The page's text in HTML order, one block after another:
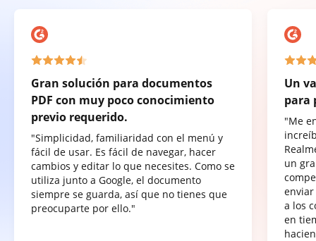
Gran solución para documentos
PDF con muy poco conocimiento
previo requerido.
"Simplicidad, familiaridad con el menú y
fácil de usar. Es fácil de navegar, hacer
cambios y editar lo que necesites. Como se
utiliza junto a Google, el documento
siempre se guarda, así que no tienes que
preocuparte por ello."
Un
para
"Me
un
a los
en